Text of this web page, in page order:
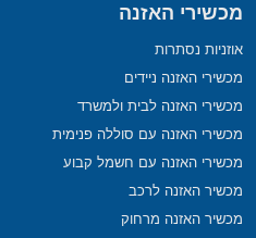
מכשירי האזנה
אוזניות נסתרות
מכשירי האזנה ניידים
מכשירי האזנה לבית ולמשרד
מכשירי האזנה עם סוללה פנימית
מכשירי האזנה עם חשמל קבוע
מכשיר האזנה לרכב
מכשיר האזנה מרחוק